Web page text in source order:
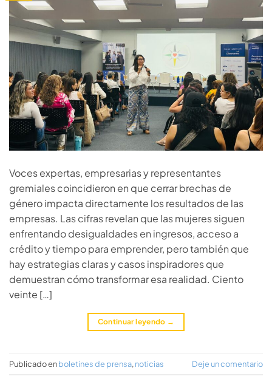
Voces expertas, empresarias y representantes
gremiales coincidieron en que cerrar brechas de
género impacta directamente los resultados de las
empresas. Las cifras revelan que las mujeres siguen
enfrentando desigualdades en ingresos, acceso a
crédito y tiempo para emprender, pero también que
hay estrategias claras y casos inspiradores que
demuestran cómo transformar esa realidad. Ciento
veinte […]
Continuar leyendo →
Publicado enboletines de prensa, noticias Deje un comentario